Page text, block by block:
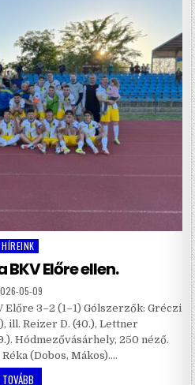
Posted
HÍREINK
BKV Előre ellen.
05-09
3–2 (1–1) Gólszerzők: Gréczi
ill. Reizer D. (40.), Lettner
Hódmezővásárhely, 250 néző.
(Dobos, Mákos)….
TOVÁBB